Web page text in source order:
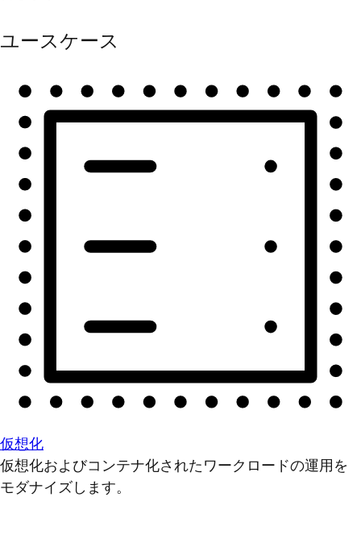
ユースケース
仮想化
仮想化およびコンテナ化されたワークロードの運用を
モダナイズします。